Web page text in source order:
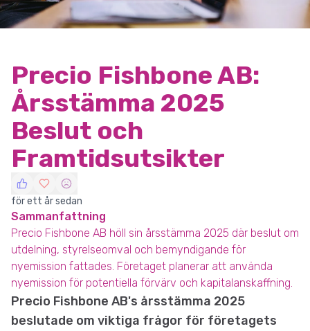
Precio Fishbone AB:
Årsstämma 2025
Beslut och
Framtidsutsikter
för ett år sedan
Sammanfattning
Precio Fishbone AB höll sin årsstämma 2025 där beslut om
utdelning, styrelseomval och bemyndigande för
nyemission fattades. Företaget planerar att använda
nyemission för potentiella förvärv och kapitalanskaffning.
Precio Fishbone AB's årsstämma 2025
beslutade om viktiga frågor för företagets